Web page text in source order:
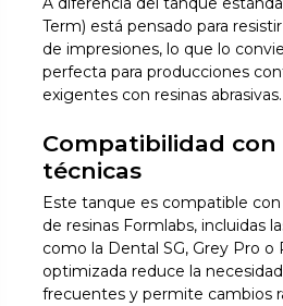
Term) está pensado para
de impresiones, lo que lo
perfecta para producciones
exigentes con resinas abrasivas.
Compatibilidad con
técnicas
Este tanque es compatible
de resinas Formlabs, incluidas
como la Dental SG, Grey Pro o
optimizada reduce la
frecuentes y permite cambios